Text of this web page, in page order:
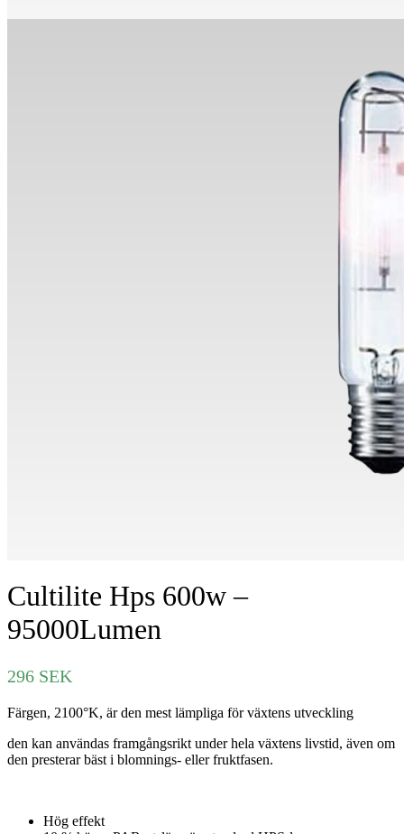
Cultilite Hps 600w –
95000Lumen
296 SEK
Färgen, 2100°K, är den mest lämpliga för växtens utveckling
den kan användas framgångsrikt under hela växtens livstid, även om
den presterar bäst i blomnings- eller fruktfasen.
Hög effekt